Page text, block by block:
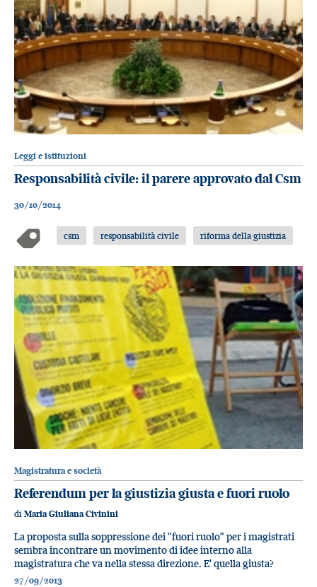
Leggi e istituzioni
Responsabilità civile: il parere approvato dal Csm
30/10/2014
csm responsabilità civile riforma della giustizia
Magistratura e società
Referendum per la giustizia giusta e fuori ruolo
di Maria Giuliana Civinini
La proposta sulla soppressione dei "fuori ruolo" per i magistrati
sembra incontrare un movimento di idee interno alla
magistratura che va nella stessa direzione. E' quella giusta?
27/09/2013